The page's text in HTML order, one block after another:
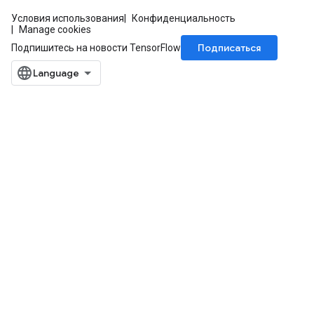
Условия использования
Конфиденциальность
Manage cookies
Подпишитесь на новости TensorFlow
Подписаться